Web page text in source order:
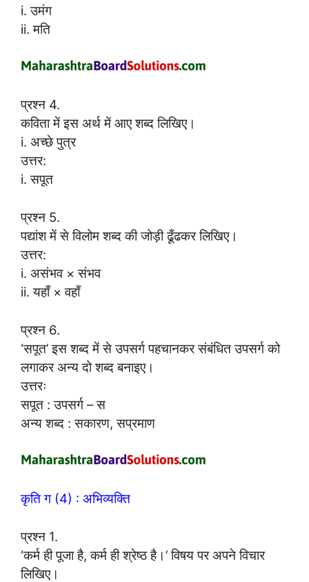
i. उमंग
ii. मति
प्रश्न 4.
कविता में इस अर्थ में आए शब्द लिखिए।
i. अच्छे पुत्र
उत्तर:
i. सपूत
प्रश्न 5.
पद्यांश में से विलोम शब्द की जोड़ी ढूँढकर लिखिए।
उत्तर:
i. असंभव × संभव
ii. यहाँ × वहाँ
प्रश्न 6.
‘सपूत’ इस शब्द में से उपसर्ग पहचानकर संबंधित उपसर्ग को
लगाकर अन्य दो शब्द बनाइए।
उत्तरः
सपूत : उपसर्ग – स
अन्य शब्द : सकारण, सप्रमाण
कृति ग (4) : अभिव्यक्ति
प्रश्न 1.
‘कर्म ही पूजा है, कर्म ही श्रेष्ठ है।’ विषय पर अपने विचार
लिखिए।